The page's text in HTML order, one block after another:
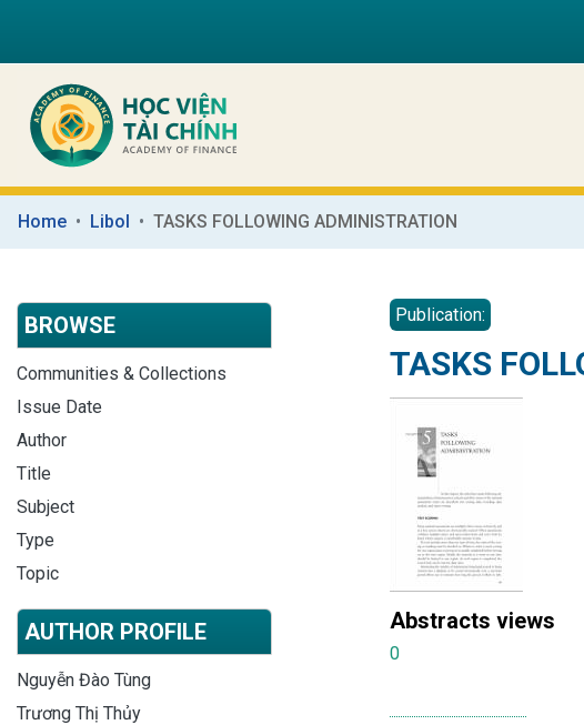
Home Libol TASKS FOLLOWING ADMINISTRATION
BROWSE
Communities & Collections
Issue Date
Author
Title
Subject
Type
Topic
AUTHOR PROFILE
Nguyễn Đào Tùng
Trương Thị Thủy
Publication:
TASKS
Abstracts views
0